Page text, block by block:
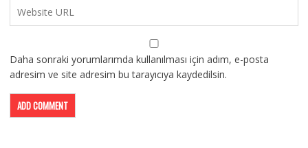
Daha sonraki yorumlarımda kullanılması için adım, e-posta
adresim ve site adresim bu tarayıcıya kaydedilsin.